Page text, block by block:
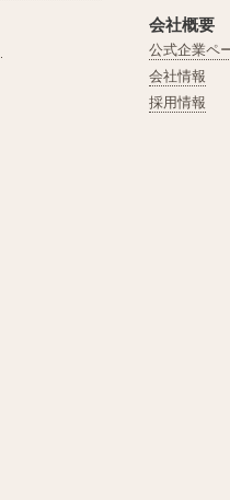
会社概要
公式企業ペ
会社情報
採用情報